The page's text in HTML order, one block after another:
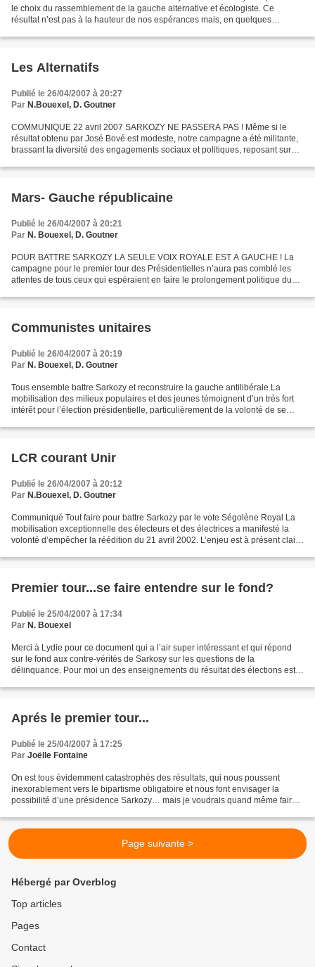
le choix du rassemblement de la gauche alternative et écologiste. Ce
résultat n’est pas à la hauteur de nos espérances mais, en quelques
Les Alternatifs
Publié le 26/04/2007 à 20:27
Par N.Bouexel, D. Goutner
COMMUNIQUE 22 avril 2007 SARKOZY NE PASSERA PAS ! Même si le
résultat obtenu par José Bové est modeste, notre campagne a été militante,
brassant la diversité des engagements sociaux et politiques, reposant sur
Mars- Gauche républicaine
Publié le 26/04/2007 à 20:21
Par N. Bouexel, D. Goutner
POUR BATTRE SARKOZY LA SEULE VOIX ROYALE EST A GAUCHE ! La
campagne pour le premier tour des Présidentielles n’aura pas comblé les
attentes de tous ceux qui espéraient en faire le prolongement politique du
Communistes unitaires
Publié le 26/04/2007 à 20:19
Par N. Bouexel, D. Goutner
Tous ensemble battre Sarkozy et reconstruire la gauche antilibérale La
mobilisation des milieux populaires et des jeunes témoignent d’un très fort
intérêt pour l’élection présidentielle, particulièrement de la volonté de se
LCR courant Unir
Publié le 26/04/2007 à 20:12
Par N.Bouexel, D. Goutner
Communiqué Tout faire pour battre Sarkozy par le vote Ségolène Royal La
mobilisation exceptionnelle des électeurs et des électrices a manifesté la
volonté d’empêcher la réédition du 21 avril 2002. L’enjeu est à présent clair :
Premier tour...se faire entendre sur le fond?
Publié le 25/04/2007 à 17:34
Par N. Bouexel
Merci à Lydie pour ce document qui a l’air super intéressant et qui répond
sur le fond aux contre-vérités de Sarkosy sur les questions de la
délinquance. Pour moi un des enseignements du résultat des élections est
Aprés le premier tour...
Publié le 25/04/2007 à 17:25
Par Joëlle Fontaine
On est tous évidemment catastrophés des résultats, qui nous poussent
inexorablement vers le bipartisme obligatoire et nous font envisager la
possibilité d’une présidence Sarkozy… mais je voudrais quand même faire
Page suivante >
Hébergé par Overblog
Top articles
Pages
Contact